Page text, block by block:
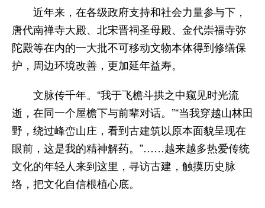
近年来，在各级政府支持和社会力量参与下，
唐代南禅寺大殿、北宋晋祠圣母殿、金代崇福寺弥
陀殿等在内的一大批不可移动文物本体得到修缮保
护，周边环境改善，更加延年益寿。
文脉传千年。“我于飞檐斗拱之中窥见时光流
逝，在同一个屋檐下与前辈对话。”“当我穿越山林田
野，绕过峰峦山庄，看到古建筑以原本面貌呈现在
眼前，这是我的精神解药。”……越来越多热爱传统
文化的年轻人来到这里，寻访古建，触摸历史脉
络，把文化自信根植心底。